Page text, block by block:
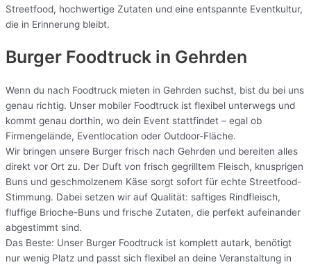
Streetfood, hochwertige Zutaten und eine entspannte Eventkultur,
die in Erinnerung bleibt.
Burger Foodtruck in Gehrden
Wenn du nach Foodtruck mieten in Gehrden suchst, bist du bei uns
genau richtig. Unser mobiler Foodtruck ist flexibel unterwegs und
kommt genau dorthin, wo dein Event stattfindet – egal ob
Firmengelände, Eventlocation oder Outdoor-Fläche.
Wir bringen unsere Burger frisch nach Gehrden und bereiten alles
direkt vor Ort zu. Der Duft von frisch gegrilltem Fleisch, knusprigen
Buns und geschmolzenem Käse sorgt sofort für echte Streetfood-
Stimmung. Dabei setzen wir auf Qualität: saftiges Rindfleisch,
fluffige Brioche-Buns und frische Zutaten, die perfekt aufeinander
abgestimmt sind.
Das Beste: Unser Burger Foodtruck ist komplett autark, benötigt
nur wenig Platz und passt sich flexibel an deine Veranstaltung in